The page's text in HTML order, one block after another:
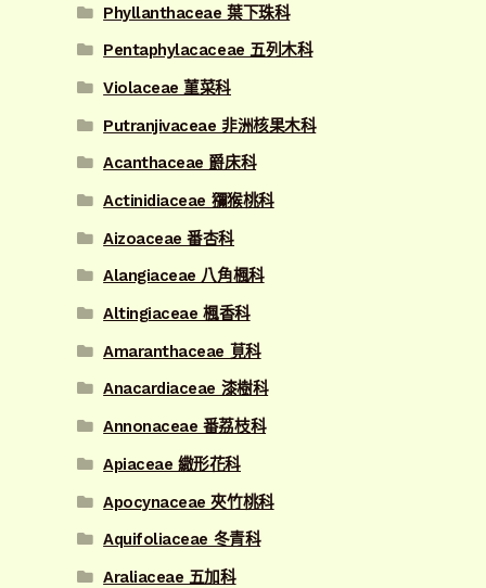
Phyllanthaceae 葉下珠科
Pentaphylacaceae 五列木科
Violaceae 菫菜科
Putranjivaceae 非洲核果木科
Acanthaceae 爵床科
Actinidiaceae 獼猴桃科
Aizoaceae 番杏科
Alangiaceae 八角楓科
Altingiaceae 楓香科
Amaranthaceae 莧科
Anacardiaceae 漆樹科
Annonaceae 番荔枝科
Apiaceae 繖形花科
Apocynaceae 夾竹桃科
Aquifoliaceae 冬青科
Araliaceae 五加科